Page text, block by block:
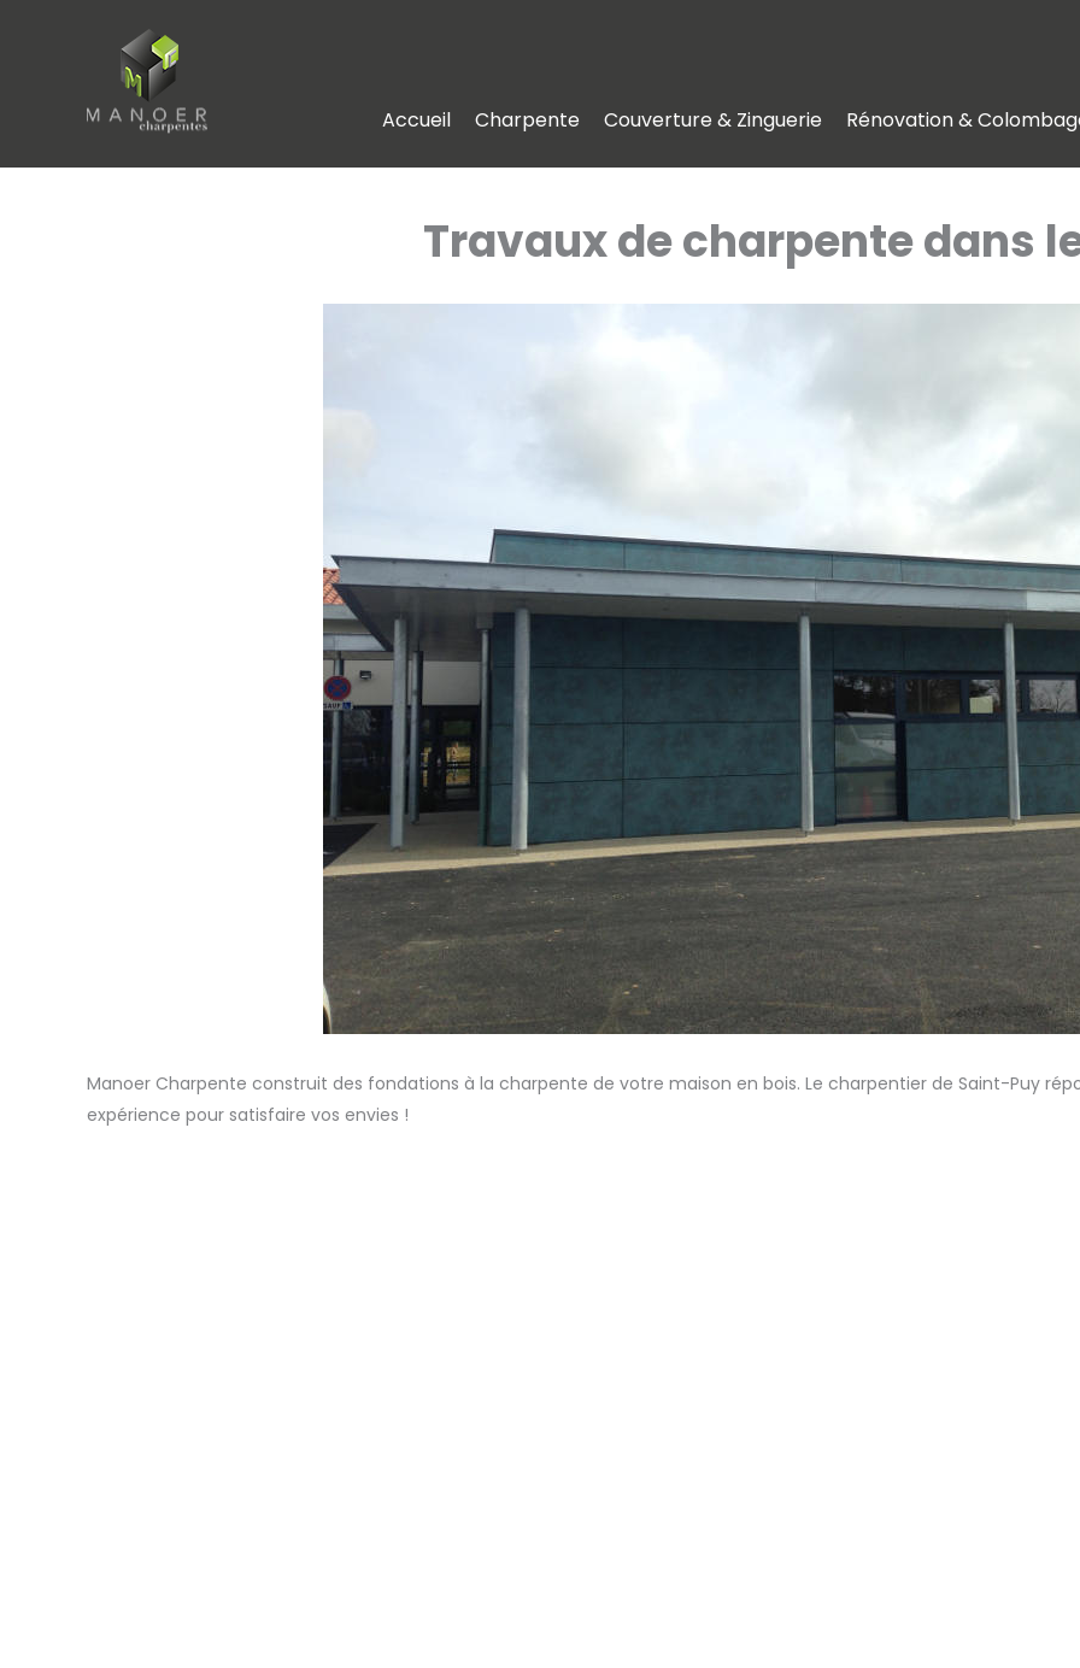
Accueil Charpente Couverture & Zinguerie Rénovation &
Travaux de charpente dans
Manoer Charpente construit des fondations à la charpente de votre maison en bois. Le charpentier de Saint-Puy
expérience pour satisfaire vos envies !